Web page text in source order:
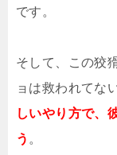
です。
そして、この狡
ョは救われてな
しいやり方で、
う 。